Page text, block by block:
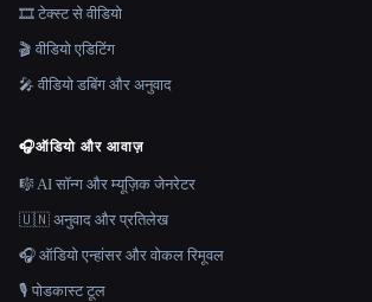
🎞️ टेक्स्ट से वीडियो
🎬 वीडियो एडिटिंग
🎤 वीडियो डबिंग और अनुवाद
🎧ऑडियो और आवाज़
🎼 AI सॉन्ग और म्यूज़िक जेनरेटर
🇺🇳 अनुवाद और प्रतिलेख
🎧 ऑडियो एन्हांसर और वोकल रिमूवल
🎙️ पोडकास्ट टूल